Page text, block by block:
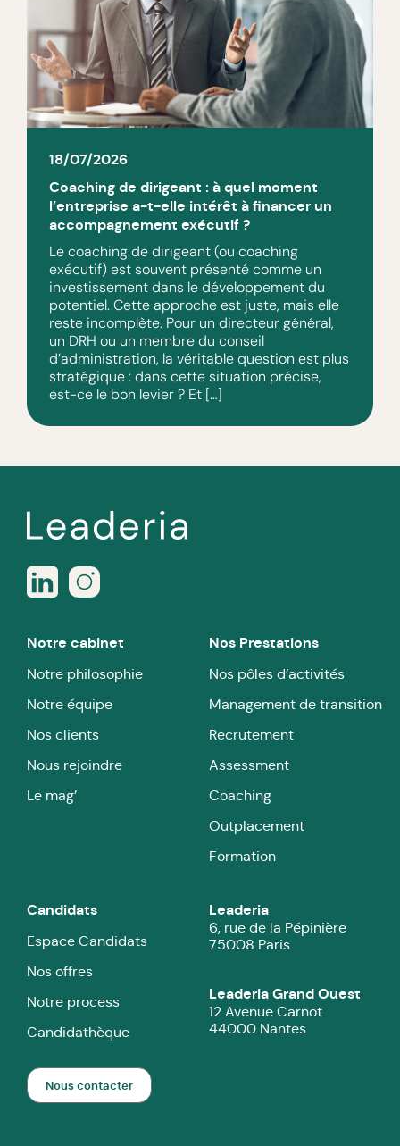
18/07/2026
Coaching de dirigeant : à quel moment
l’entreprise a-t-elle intérêt à financer un
accompagnement exécutif ?
Le coaching de dirigeant (ou coaching
exécutif) est souvent présenté comme un
investissement dans le développement du
potentiel. Cette approche est juste, mais elle
reste incomplète. Pour un directeur général,
un DRH ou un membre du conseil
d’administration, la véritable question est plus
stratégique : dans cette situation précise,
est-ce le bon levier ? Et […]
Notre cabinet
Notre philosophie
Notre équipe
Nos clients
Nous rejoindre
Le mag’
Nos Prestations
Nos pôles d’activités
Management de transition
Recrutement
Assessment
Coaching
Outplacement
Formation
Candidats
Espace Candidats
Nos offres
Notre process
Candidathèque
Leaderia
6, rue de la Pépinière
75008 Paris
Leaderia Grand Ouest
12 Avenue Carnot
44000 Nantes
Nous contacter